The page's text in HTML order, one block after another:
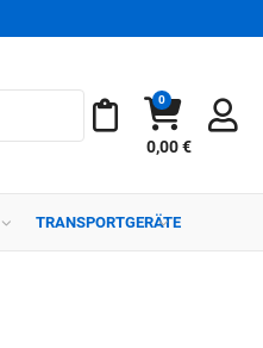
Meine Merkliste
Warenkorb
0
0,00 €
TRANSPORTGERÄTE